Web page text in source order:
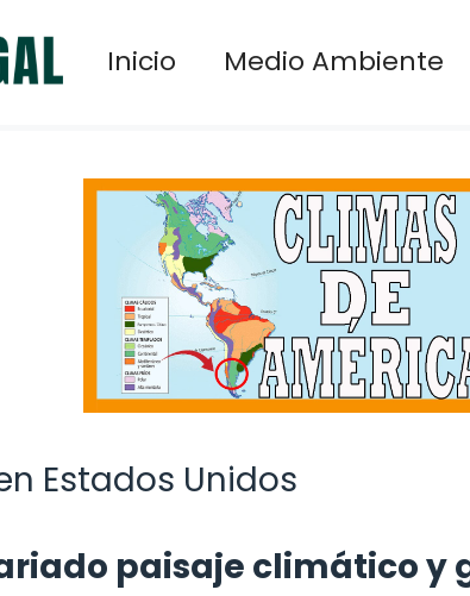
Inicio Medio Ambiente
Estados Unidos
paisaje climático y